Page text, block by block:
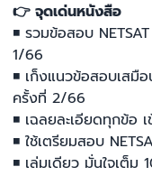
👉 จุดเด่นหนังสือ
◾ รวมข้อสอบ
1/66
◾ เก็งแนวข้อสอบเสมื
ครั้งที่ 2/66
◾ เฉลยละเอียดทุกข้อ เ
◾ ใช้เตรียมสอบ
◾ เล่มเดียว มั่นใจเต็ม